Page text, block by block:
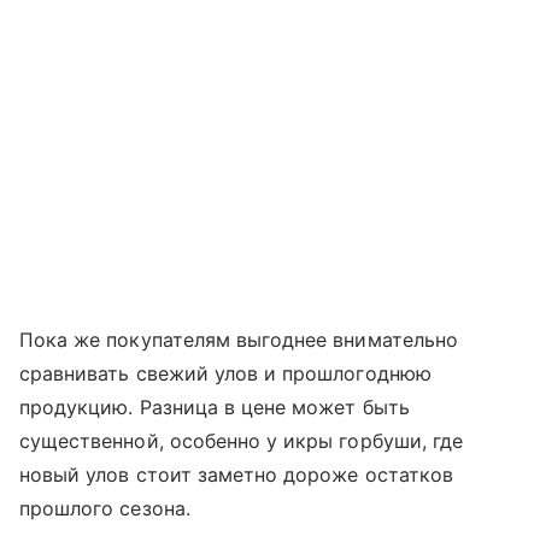
Пока же покупателям выгоднее внимательно
сравнивать свежий улов и прошлогоднюю
продукцию. Разница в цене может быть
существенной, особенно у икры горбуши, где
новый улов стоит заметно дороже остатков
прошлого сезона.